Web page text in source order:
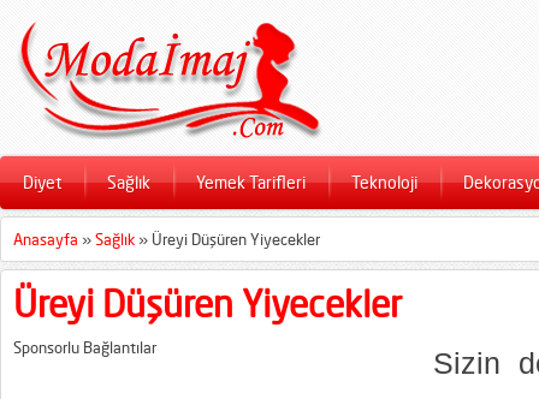
Diyet Sağlık Yemek Tarifleri Teknoloji
Anasayfa »Sağlık » Üreyi Düşüren Yiyecekler
Üreyi Düşüren Yiyecekler
Sponsorlu Bağlantılar
Sizin